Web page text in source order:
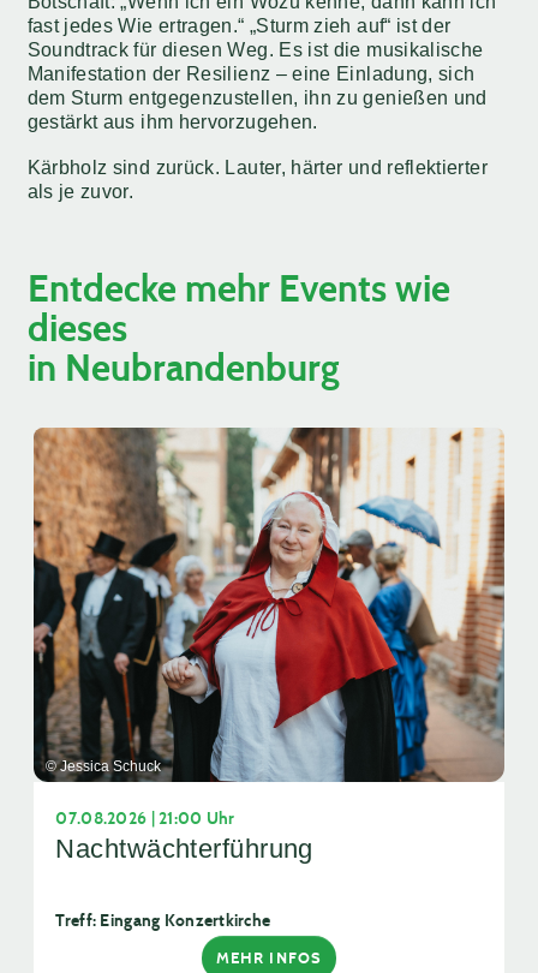
fast jedes Wie ertragen.“ „Sturm zieh auf“ ist der
Soundtrack für diesen Weg. Es ist die musikalische
Manifestation der Resilienz – eine Einladung, sich
dem Sturm entgegenzustellen, ihn zu genießen und
gestärkt aus ihm hervorzugehen.
Kärbholz sind zurück. Lauter, härter und reflektierter
als je zuvor.
Entdecke mehr Events wie
dieses
in Neubrandenburg
© Jessica Schuck
07.08.2026 | 21:00 Uhr
Nachtwächterführung
Treff: Eingang Konzertkirche
MEHR INFOS